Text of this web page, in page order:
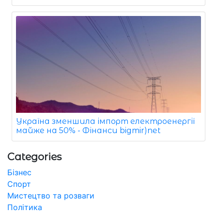
Україна зменшила імпорт електроенергії
майже на 50% - Фінанси bigmir)net
Categories
Бізнес
Спорт
Мистецтво та розваги
Політика